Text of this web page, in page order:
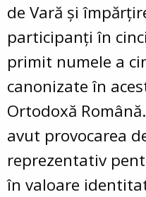
de Vară și
participanți în
primit numele a
canonizate în
Ortodoxă
avut provocarea
reprezentativ
în valoare